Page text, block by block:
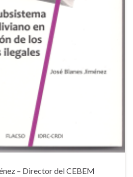
– Director del CEBEM